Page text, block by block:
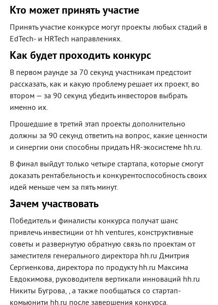
Кто может принять участие
Принять участие конкурсе могут проекты любых стадий в
EdTech- и HRTech направлениях.
Как будет проходить конкурс
В первом раунде за 70 секунд участникам предстоит
рассказать, как и какую проблему решает их проект, во
втором — за 90 секунд убедить инвесторов выбрать
именно их.
Прошедшие в третий этап проекты дополнительно
должны за 90 секунд ответить на вопрос, какие ценности
и синергии они способны придать HR-экосистеме hh.ru.
В финал выйдут только четыре стартапа, которые смогут
доказать рентабельность и конкурентоспособность своих
идей меньше чем за пять минут.
Зачем участвовать
Победитель и финалисты конкурса получат шанс
привлечь инвестиции от hh ventures, конструктивные
советы и развернутую обратную связь по проектам от
заместителя генерального директора hh.ru Дмитрия
Сергиенкова, директора по продукту hh.ru Максима
Евдокимова, руководителя вертикали инноваций hh.ru
Никиты Бугрова, , а также пообщаться со стартап-